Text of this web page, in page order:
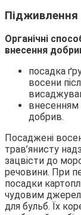
Підживлення
Органічні
внесення
посадка
восени
внесенням
добрив.
Посаджені
трав’янисту
зацвісти до
речовини. При
посадки
чудовим
для бульб. Їх